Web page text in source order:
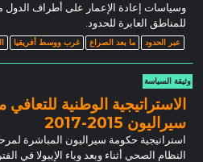
وسياسات إعادة الإعمار على أطراف الدول
للمناطق العابرة للحدود.
عبر الحدود ما بعد الصراع غرب ووسط أفريقيا
وثيقة السياسة
الاستراتيجية الوطنية
سيراليون 2015-2017
استراتيجية حكومة سيراليون المباشرة لمرحلة
النظام الصحي أثناء وبعد وباء الإيبولا في الفترة 2014-